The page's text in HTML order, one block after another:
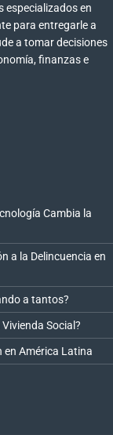
especializados en
para entregarle a
a tomar decisiones
finanzas e
Cambia la
a la Delincuencia en
a tantos?
Social?
en América Latina